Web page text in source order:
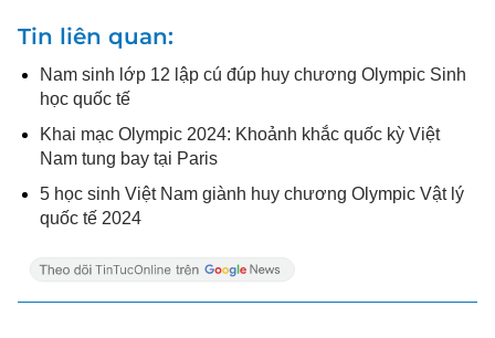
Tin liên quan
Nam sinh lớp 12 lập cú đúp huy chương Olympic Sinh
học quốc tế
Khai mạc Olympic 2024: Khoảnh khắc quốc kỳ Việt
Nam tung bay tại Paris
5 học sinh Việt Nam giành huy chương Olympic Vật lý
quốc tế 2024